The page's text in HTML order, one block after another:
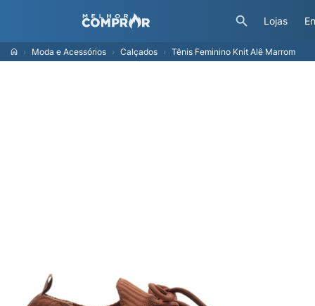
Lojas
Moda e Acessórios Calçados Tênis Feminino Knit Alê Marrom